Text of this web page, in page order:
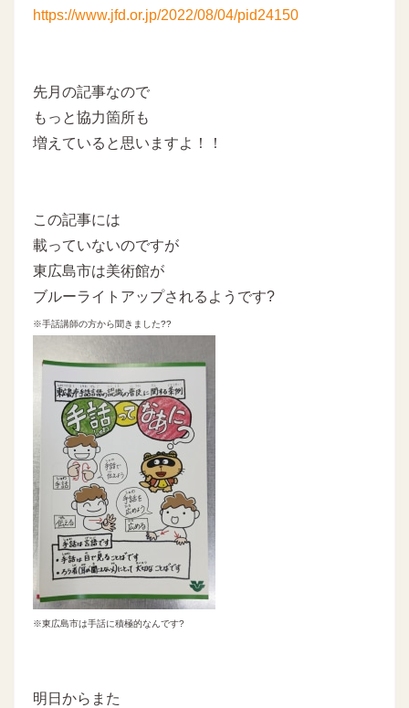
https://www.jfd.or.jp/2022/08/04/pid24150
先月の記事なので
もっと協力箇所も
増えていると思いますよ！！
この記事には
載っていないのですが
東広島市は美術館が
ブルーライトアップされるようです?
※手話講師の方から聞きました??
※東広島市は手話に積極的なんです?
明日からまた